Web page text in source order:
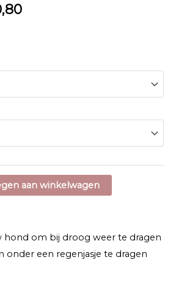
aan winkelwagen
hond om bij droog weer te dragen
onder een regenjasje te dragen